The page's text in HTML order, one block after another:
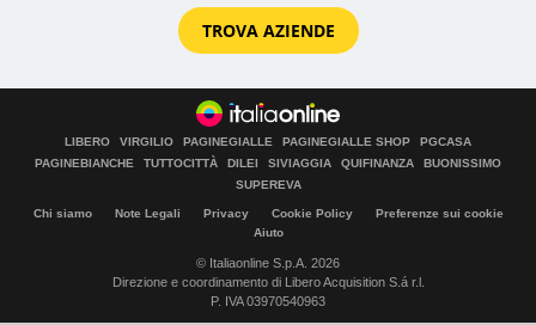
TROVA AZIENDE
LIBERO VIRGILIO PAGINEGIALLE PAGINEGIALLE SHOP
PGCASA
PAGINEBIANCHE
TUTTOCITTÀ DILEI SIVIAGGIA QUIFINANZA
BUONISSIMO
SUPEREVA
Chi siamo Note Legali Privacy Cookie Policy
Preferenze sui cookie
Aiuto
© Italiaonline S.p.A. 2026
Direzione e coordinamento di Libero Acquisition S.á r.l.
P. IVA 03970540963